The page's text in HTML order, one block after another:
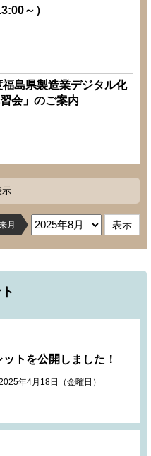
～）
福島県製造業デジタル化
会」のご案内
示
月
トを公開しました！
年4月18日（金曜日）